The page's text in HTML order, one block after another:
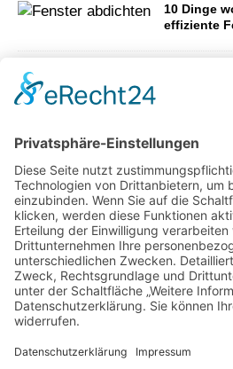
10 Dinge
effiziente
Wohnbereiche
Wie aus
Aufenthaltsbereiche